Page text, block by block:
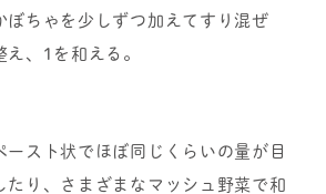
ぼちゃを少しずつ加えてすり混ぜ
、1を和える。
ースト状でほぼ同じくらいの量が目
たり、さまざまなマッシュ野菜で和